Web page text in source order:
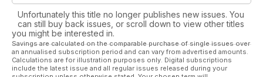
messa alla frusta in men che non si dica. A farle compagnia, in
questi giorni, una Aygo, una nuova Scénic a sette posti e la
Classe S che continua ad indugiare nei nostri parcheggi.
Tra un test drive della nuova Maserati Ghibli, qualche giro di
pista con la nuova Caterham ed una cavalcata sulla Alpina B3
biturbo ci siamo trovati in men che non si dica in fase di
Unfortunately this title no longer publishes new issues. You
can still buy back issues, or scroll down to view other titles
you might be interested in.
Savings are calculated on the comparable purchase of single issues over
an annualised subscription period and can vary from advertised amounts.
Calculations are for illustration purposes only. Digital subscriptions
include the latest issue and all regular issues released during your